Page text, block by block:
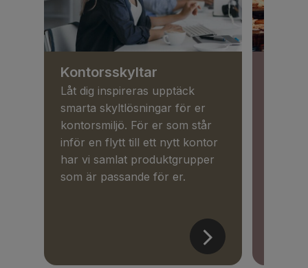
Kontorsskyltar
Låt dig inspireras upptäck
smarta skyltlösningar för er
kontorsmiljö. För er som står
inför en flytt till ett nytt kontor
har vi samlat produktgrupper
som är passande för er.